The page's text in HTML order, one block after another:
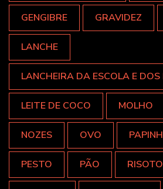
GENGIBRE GRAVIDEZ
LANCHE
LANCHEIRA DA ESCOLA E DOS
LEITE DE COCO MOLHO
NOZES OVO
PESTO PÃO RISOTO